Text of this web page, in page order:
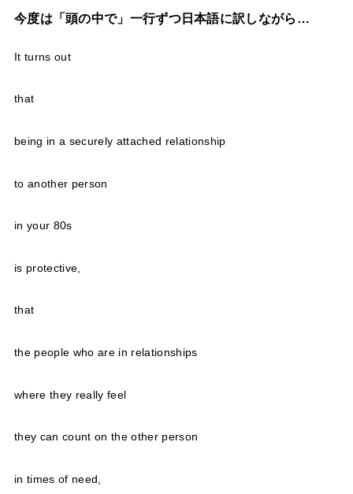
今度は「頭の中で」一行ずつ日本語に訳しながら…
It turns out
that
being in a securely attached relationship
to another person
in your 80s
is protective,
that
the people who are in relationships
where they really feel
they can count on the other person
in times of need,